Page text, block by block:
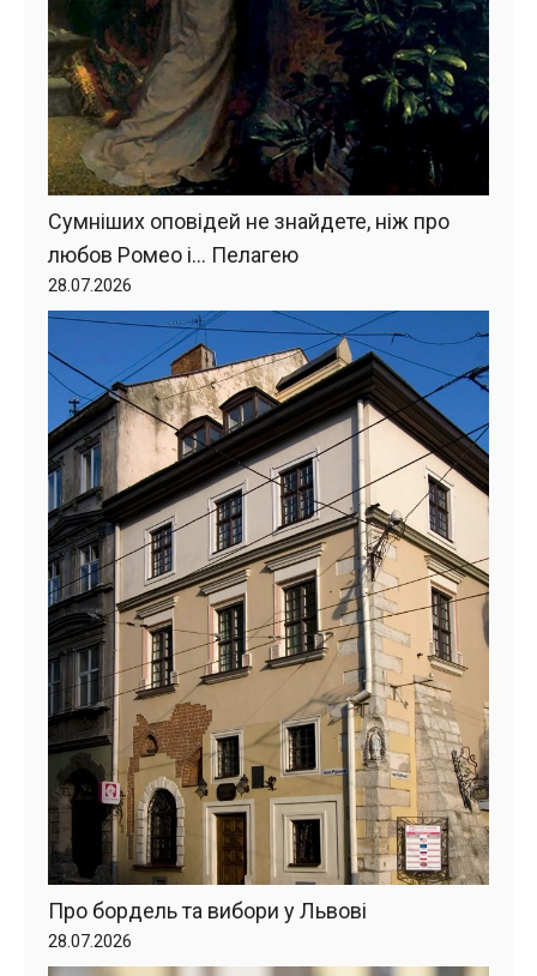
Сумніших оповідей не знайдете, ніж про
любов Ромео і… Пелагею
28.07.2026
Про бордель та вибори у Львові
28.07.2026